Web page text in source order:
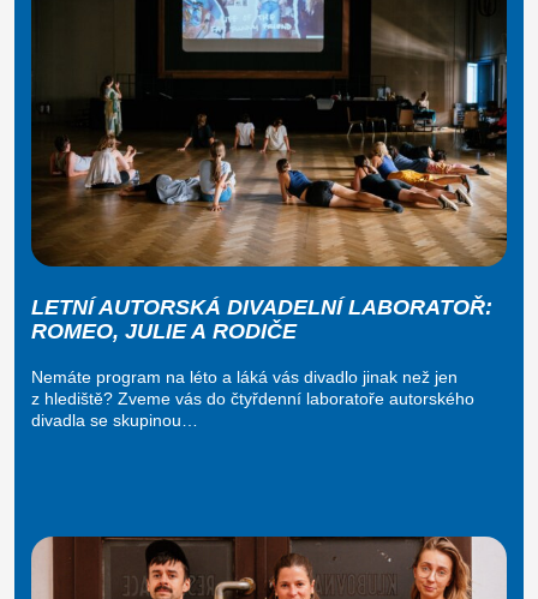
LETNÍ AUTORSKÁ DIVADELNÍ LABORATOŘ:
ROMEO, JULIE A RODIČE
Nemáte program na léto a láká vás divadlo jinak než jen
z hlediště? Zveme vás do čtyřdenní laboratoře autorského
divadla se skupinou…